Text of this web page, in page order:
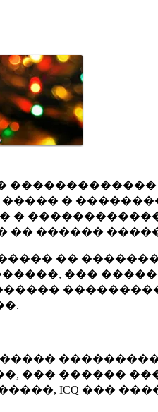
�
�
�� ������
��
���
.
��� ������
ICQ ���